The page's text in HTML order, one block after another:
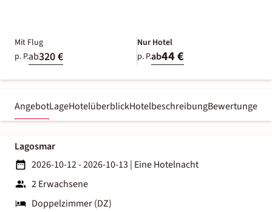
Mit Flug
p. P.ab320 €
Nur Hotel
p. P.ab44 €
AngebotLageHotelüberblickHotelbeschreibungBewertungen
Lagosmar
2026-10-12 - 2026-10-13 | Eine Hotelnacht
2 Erwachsene
Doppelzimmer (DZ)